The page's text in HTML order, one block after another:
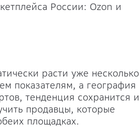
России: Ozon и
расти уже несколько
показателям, а география
тенденция сохранится и
продавцы, которые
площадках.